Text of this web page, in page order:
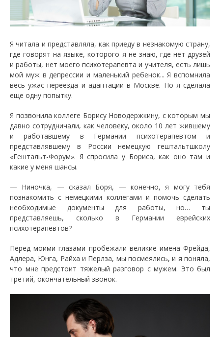
Я читала и представляла, как приеду в незнакомую страну,
где говорят на языке, которого я не знаю, где нет друзей
и работы, нет моего психотерапевта и учителя, есть лишь
мой муж в депрессии и маленький ребенок... Я вспомнила
весь ужас переезда и адаптации в Москве. Но я сделала
еще одну попытку.
Я позвонила коллеге Борису Новодержкину, с которым мы
давно сотрудничали, как человеку, около 10 лет жившему
и работавшему в Германии психотерапевтом и
представлявшему в России немецкую гештальтшколу
«Гештальт-Форум». Я спросила у Бориса, как оно там и
какие у меня шансы.
— Ниночка, — сказал Боря, — конечно, я могу тебя
познакомить с немецкими коллегами и помочь сделать
необходимые документы для работы, но… ты
представляешь, сколько в Германии еврейских
психотерапевтов?
Перед моими глазами пробежали великие имена Фрейда,
Адлера, Юнга, Райха и Перлза, мы посмеялись, и я поняла,
что мне предстоит тяжелый разговор с мужем. Это был
третий, окончательный звонок.